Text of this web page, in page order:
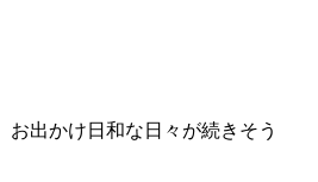
お出かけ日和な日々が続きそう